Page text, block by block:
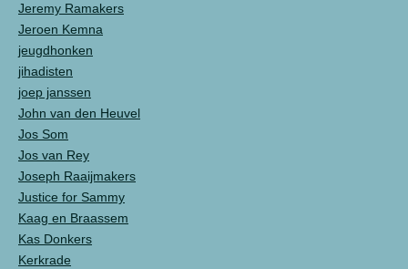
Jeremy Ramakers
Jeroen Kemna
jeugdhonken
jihadisten
joep janssen
John van den Heuvel
Jos Som
Jos van Rey
Joseph Raaijmakers
Justice for Sammy
Kaag en Braassem
Kas Donkers
Kerkrade